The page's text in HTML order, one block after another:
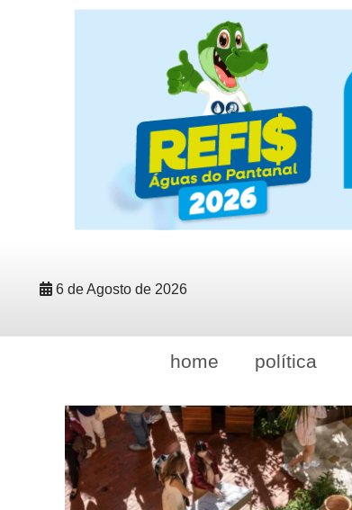
6 de Agosto de 2026
home política